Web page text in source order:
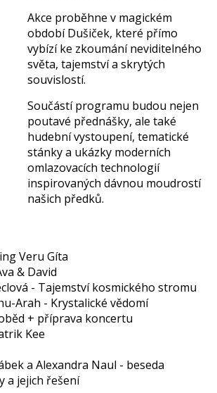
Akce proběhne v magickém
období Dušiček, které přímo
vybízí ke zkoumání neviditelného
světa, tajemství a skrytých
souvislostí.
Součástí programu budou nejen
poutavé přednášky, ale také
hudební vystoupení, tematické
stánky a ukázky moderních
omlazovacích technologií
inspirovaných dávnou moudrostí
našich předků.
Veru Gíta
& David
- Tajemství kosmického stromu
Arah - Krystalické vědomí
+ příprava koncertu
Kee
a Alexandra Naul - beseda
a jejich řešení